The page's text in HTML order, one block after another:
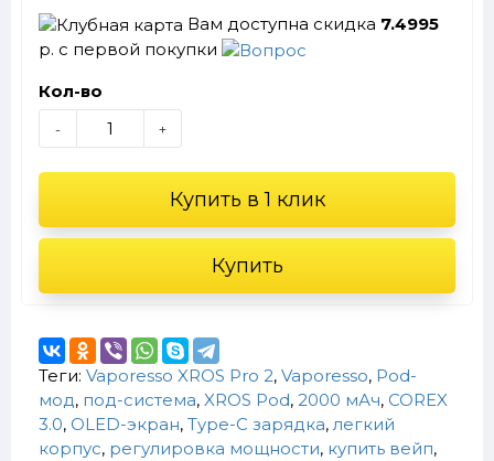
Вам доступна скидка 7.4995
р. с первой покупки
Кол-во
- +
Купить в 1 клик
Купить
Теги: Vaporesso XROS Pro 2, Vaporesso, Pod-
мод, под-система, XROS Pod, 2000 мАч, COREX
3.0, OLED-экран, Type-C зарядка, легкий
корпус, регулировка мощности, купить вейп,